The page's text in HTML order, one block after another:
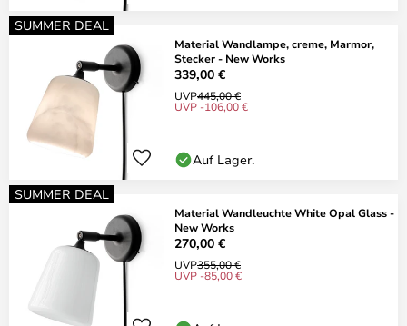
SUMMER DEAL
Material Wandlampe, creme, Marmor,
Stecker - New Works
339,00 €
UVP445,00 €
UVP -106,00 €
Auf Lager.
SUMMER DEAL
Material Wandleuchte White Opal Glass -
New Works
270,00 €
UVP355,00 €
UVP -85,00 €